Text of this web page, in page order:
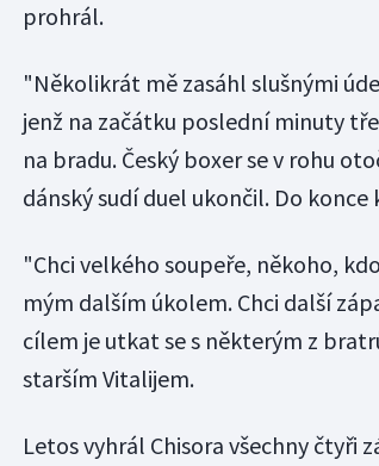
prohrál.
"Několikrát mě zasáhl slušnými
jenž na začátku poslední minuty
na bradu. Český boxer se v rohu
dánský sudí duel ukončil. Do
"Chci velkého soupeře, někoho,
mým dalším úkolem. Chci další
cílem je utkat se s některým z
starším Vitalijem.
Letos vyhrál Chisora všechny čtyři